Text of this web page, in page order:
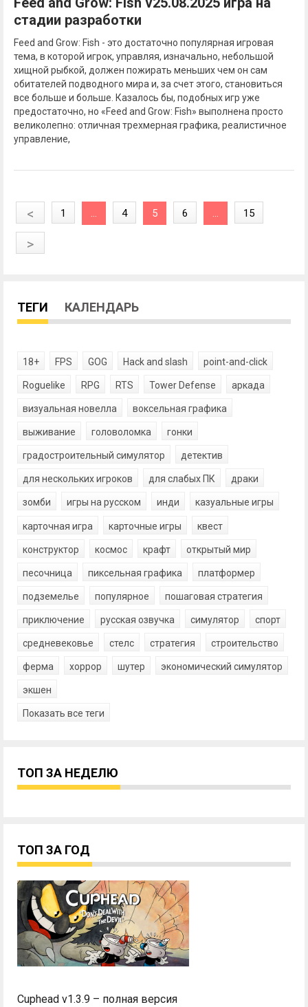
стадии разработки
Feed and Grow: Fish - это достаточно популярная игровая
тема, в которой игрок, управляя, изначально, небольшой
хищной рыбкой, должен пожирать меньших чем он сам
обитателей подводного мира и, за счет этого, становиться
все больше и больше. Казалось бы, подобных игр уже
предостаточно, но «Feed and Grow: Fish» выполнена просто
великолепно: отличная трехмерная графика, реалистичное
управление,
< 1 ... 4 5 6 ... 15
>
ТЕГИ КАЛЕНДАРЬ
18+ FPS GOG Hack and slash point-and-click
Roguelike RPG RTS Tower Defense аркада
визуальная новелла воксельная графика
выживание головоломка гонки
градостроительный симулятор детектив
для нескольких игроков для слабых ПК драки
зомби игры на русском инди казуальные игры
карточная игра карточные игры квест
конструктор космос крафт открытый мир
песочница пиксельная графика платформер
подземелье популярное пошаговая стратегия
приключение русская озвучка симулятор спорт
средневековье стелс стратегия строительство
ферма хоррор шутер экономический симулятор
экшен
Показать все теги
ТОП ЗА НЕДЕЛЮ
ТОП ЗА ГОД
Cuphead v1.3.9 – полная версия